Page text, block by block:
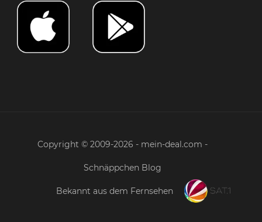
Copyright © 2009-2026 - mein-deal.com -
Schnäppchen Blog
Bekannt aus dem Fernsehen